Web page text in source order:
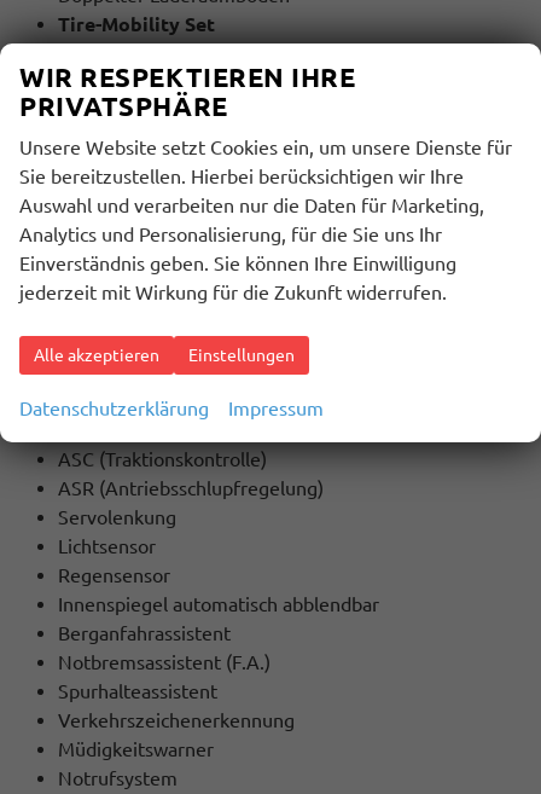
Tire-Mobility Set
MULTIMEDIA UND KOMMUNIKATION:
Bordcomputer
Radio
Freisprecheinrichtung
Bluetooth
USB Anschluss
Touchscreen
SICHERHEIT:
ABS
ESP
ASC (Traktionskontrolle)
ASR (Antriebsschlupfregelung)
Servolenkung
Lichtsensor
Regensensor
Innenspiegel automatisch abblendbar
Berganfahrassistent
Notbremsassistent (F.A.)
Spurhalteassistent
Verkehrszeichenerkennung
Müdigkeitswarner
Notrufsystem
WIR RESPEKTIEREN IHRE
PRIVATSPHÄRE
Unsere Website setzt Cookies ein, um unsere Dienste für
Sie bereitzustellen. Hierbei berücksichtigen wir Ihre
Auswahl und verarbeiten nur die Daten für Marketing,
Analytics und Personalisierung, für die Sie uns Ihr
Einverständnis geben. Sie können Ihre Einwilligung
jederzeit mit Wirkung für die Zukunft widerrufen.
Alle akzeptieren Einstellungen
Datenschutzerklärung Impressum